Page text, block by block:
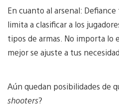
En cuanto al arsenal:
limita a clasificar a los
tipos de armas. No importa lo
mejor se ajuste a tus
Aún quedan posibilidades de
shooters?